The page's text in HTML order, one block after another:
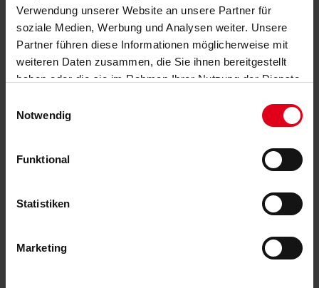
Verwendung unserer Website an unsere Partner für
soziale Medien, Werbung und Analysen weiter. Unsere
Partner führen diese Informationen möglicherweise mit
weiteren Daten zusammen, die Sie ihnen bereitgestellt
haben oder die sie im Rahmen Ihrer Nutzung der Dienste
Notwendig
Funktional
Statistiken
Marketing